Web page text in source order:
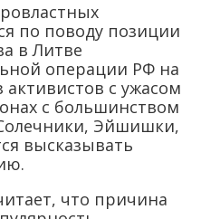
по поводу позиции
в Литве
операции РФ на
с ужасом
с большинством
Эйшишки,
высказывать
что причина